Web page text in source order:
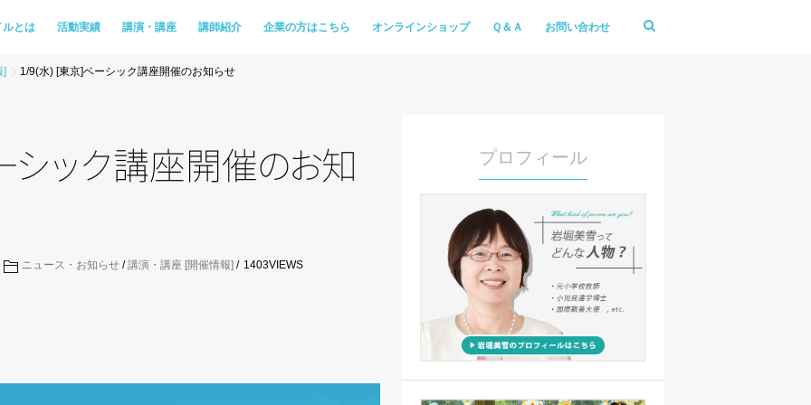
ルとは 活動実績 講演・講座 講師紹介 企業の方はこちら オンラインショップ Ｑ＆Ａ お問い合わせ
] 1/9(水) [東京]ベーシック講座開催のお知らせ
シック講座開催のお知
ニュース・お知らせ /講演・講座 [開催情報] 1403VIEWS
プロフィール